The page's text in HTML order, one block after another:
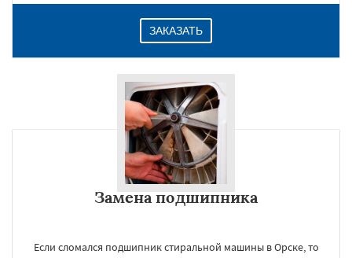
ЗАКАЗАТЬ
Замена подшипника
Если сломался подшипник стиральной машины в Орске, то